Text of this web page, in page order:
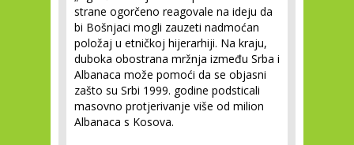
strane ogorčeno reagovale na ideju da
bi Bošnjaci mogli zauzeti nadmoćan
položaj u etničkoj hijerarhiji. Na kraju,
duboka obostrana mržnja između Srba i
Albanaca može pomoći da se objasni
zašto su Srbi 1999. godine podsticali
masovno protjerivanje više od milion
Albanaca s Kosova.